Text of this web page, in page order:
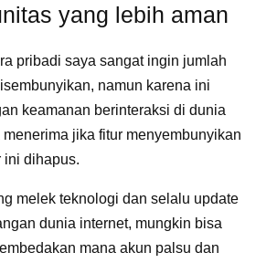
yang lebih aman
pribadi saya sangat ingin jumlah
namun karena ini
keamanan berinteraksi di dunia
jika fitur menyembunyikan
ini dihapus.
melek teknologi dan selalu update
dunia internet, mungkin bisa
mana akun palsu dan